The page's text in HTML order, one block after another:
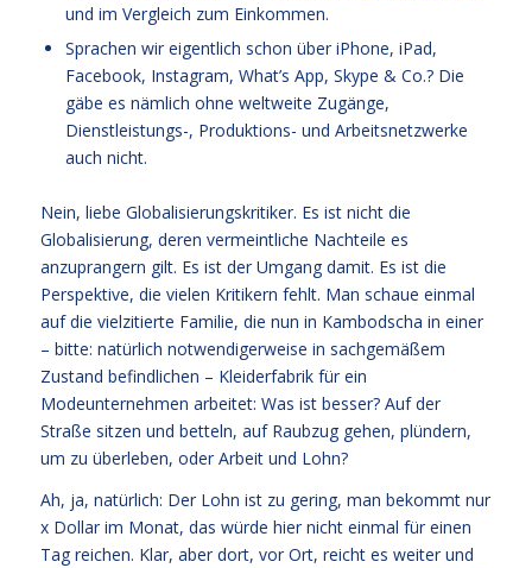
und im Vergleich zum Einkommen.
Sprachen wir eigentlich schon über iPhone, iPad,
Facebook, Instagram, What’s App, Skype & Co.? Die
gäbe es nämlich ohne weltweite Zugänge,
Dienstleistungs-, Produktions- und Arbeitsnetzwerke
auch nicht.
Nein, liebe Globalisierungskritiker. Es ist nicht die
Globalisierung, deren vermeintliche Nachteile es
anzuprangern gilt. Es ist der Umgang damit. Es ist die
Perspektive, die vielen Kritikern fehlt. Man schaue einmal
auf die vielzitierte Familie, die nun in Kambodscha in einer
– bitte: natürlich notwendigerweise in sachgemäßem
Zustand befindlichen – Kleiderfabrik für ein
Modeunternehmen arbeitet: Was ist besser? Auf der
Straße sitzen und betteln, auf Raubzug gehen, plündern,
um zu überleben, oder Arbeit und Lohn?
Ah, ja, natürlich: Der Lohn ist zu gering, man bekommt nur
x Dollar im Monat, das würde hier nicht einmal für einen
Tag reichen. Klar, aber dort, vor Ort, reicht es weiter und